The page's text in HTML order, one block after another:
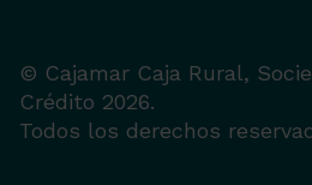
© Cajamar Caja Rural,
Crédito 2026.
Todos los derechos